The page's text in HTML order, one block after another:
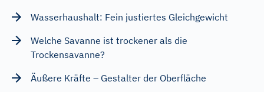
Wasserhaushalt: Fein justiertes Gleichgewicht
Welche Savanne ist trockener als die
Trockensavanne?
Äußere Kräfte – Gestalter der Oberfläche